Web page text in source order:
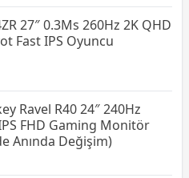
27″ 0.3Ms 260Hz 2K QHD
Fast IPS Oyuncu
Ravel R40 24″ 240Hz
FHD Gaming Monitör
Anında Değişim)